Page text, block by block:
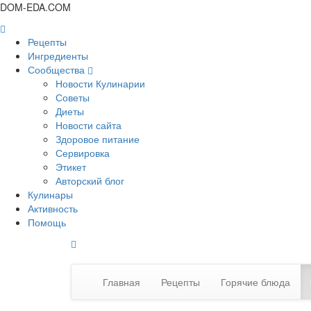
DOM-EDA.COM
Рецепты
Ингредиенты
Сообщества
Новости Кулинарии
Советы
Диеты
Новости сайта
Здоровое питание
Сервировка
Этикет
Авторский блог
Кулинары
Активность
Помощь
Главная Рецепты Горячие блюда